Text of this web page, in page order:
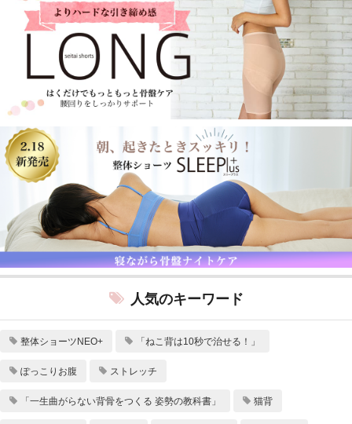
人気のキーワード
整体ショーツNEO+ 「ねこ背は10秒で治せる！」
ぽっこりお腹 ストレッチ
「一生曲がらない背骨をつくる 姿勢の教科書」 猫背